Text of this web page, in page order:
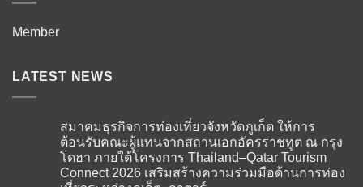
Member
LATEST NEWS
สมาคมธุรกิจการท่องเที่ยวจังหวัดภูเก็ต ให้การ
ต้อนรับคณะผู้แทนจากสถานเอกอัครราชทูต ณ กรุง
โดฮา ภายใต้โครงการ Thailand–Qatar Tourism
Connect 2026 เสริมสร้างความร่วมมือด้านการท่อง